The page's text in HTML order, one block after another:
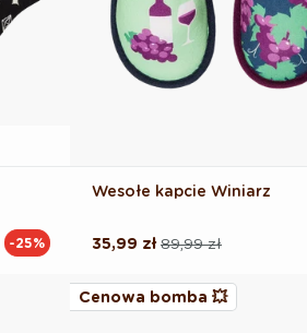
-25%
Wesołe kapcie Winiarz
Cena
89,99 zł
Cena
35,99 zł
Cenowa bomba 💥